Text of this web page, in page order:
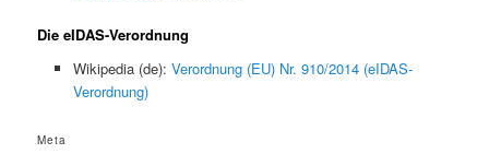
Die eIDAS-Verordnung
Wikipedia (de): Verordnung (EU) Nr. 910/2014 (eIDAS-
Verordnung)
Meta